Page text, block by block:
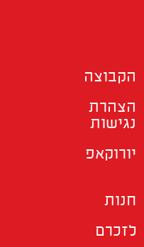
הקבוצה
הצהרת
נגישות
יורוקאפ
חנות
לזכרם